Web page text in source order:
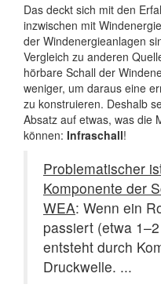
Das deckt sich mit den
inzwischen mit
der Windenergieanlagen
Vergleich zu anderen
hörbare Schall der
weniger, um daraus eine
zu konstruieren. Deshalb
Absatz auf etwas, was die
können: Infraschall!
Problematischer
Komponente der
WEA: Wenn ein
passiert (etwa
entsteht durch
Druckwelle. ...